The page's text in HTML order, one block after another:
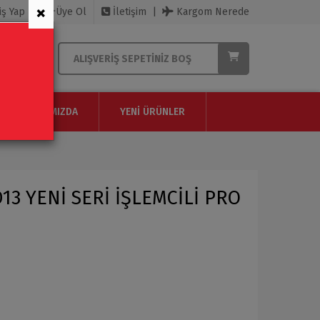
Yap Üye Ol İletişim Kargom Nerede
ALIŞVERIŞ SEPETINIZ BOŞ
HAKKIMIZDA YENI ÜRÜNLER
YENİ SERİ İŞLEMCİLİ PRO
×